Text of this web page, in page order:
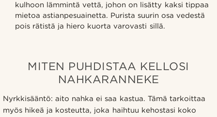
kulhoon lämmintä vettä, johon on lisätty kaksi tippaa
mietoa astianpesuainetta. Purista suurin osa vedestä
pois rätistä ja hiero kuorta varovasti sillä.
MITEN PUHDISTAA KELLOSI
NAHKARANNEKE
Nyrkkisääntö: aito nahka ei saa kastua. Tämä tarkoittaa
myös hikeä ja kosteutta, joka haihtuu kehostasi koko